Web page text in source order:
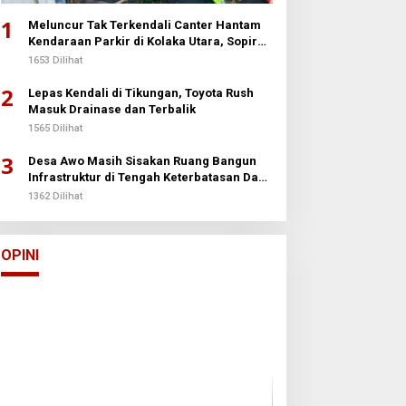
1
Meluncur Tak Terkendali Canter Hantam
Kendaraan Parkir di Kolaka Utara, Sopir
Patah Kedua Kaki
1653 Dilihat
2
Lepas Kendali di Tikungan, Toyota Rush
Masuk Drainase dan Terbalik
1565 Dilihat
3
Desa Awo Masih Sisakan Ruang Bangun
Infrastruktur di Tengah Keterbatasan Dana
Desa
1362 Dilihat
OPINI
Buton
Di Opini